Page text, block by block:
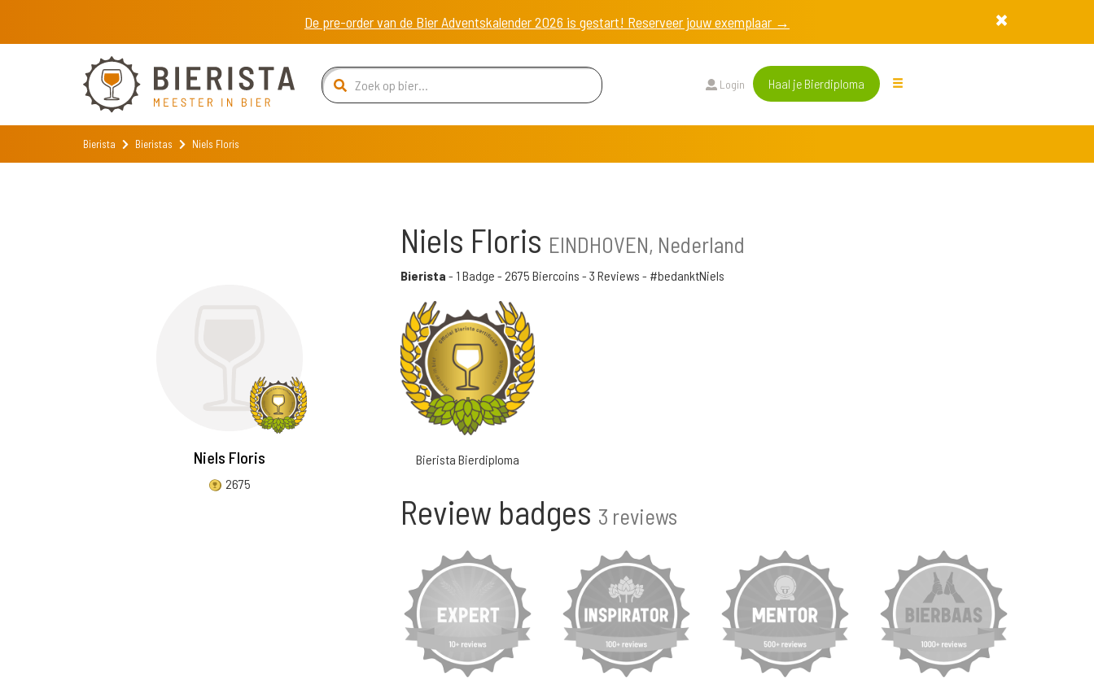
De pre-order van de Bier Adventskalender 2026 is gestart! Reserveer jouw exemplaar →
Login Haal je Bierdiploma
Bierista Bieristas Niels Floris
Niels Floris
2675
Niels Floris EINDHOVEN, Nederland
Bierista - 1 Badge - 2675 Biercoins - 3 Reviews - #bedanktNiels
Bierista Bierdiploma
Review badges 3 reviews